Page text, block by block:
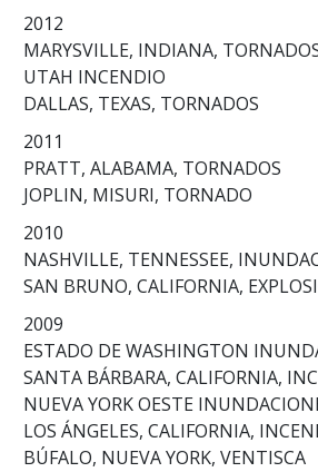
2012
MARYSVILLE, INDIANA,
UTAH INCENDIO
DALLAS, TEXAS, TORNADOS
2011
PRATT, ALABAMA, TORNADOS
JOPLIN, MISURI, TORNADO
2010
NASHVILLE, TENNESSEE,
SAN BRUNO, CALIFORNIA,
2009
ESTADO DE WASHINGTON
SANTA BÁRBARA, CALIFORNIA,
NUEVA YORK OESTE
LOS ÁNGELES, CALIFORNIA,
BÚFALO, NUEVA YORK, VENTISCA